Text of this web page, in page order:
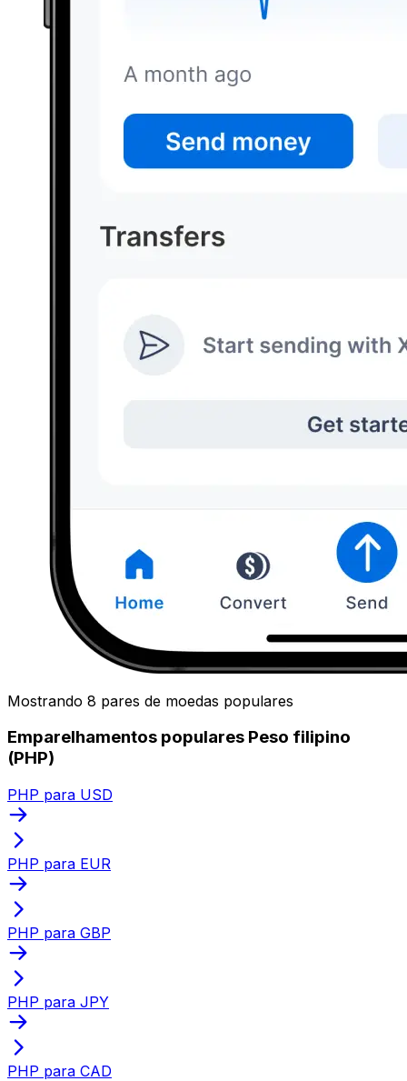
Mostrando 8 pares de moedas populares
Emparelhamentos populares Peso filipino
(PHP)
PHP para USD
PHP para EUR
PHP para GBP
PHP para JPY
PHP para CAD